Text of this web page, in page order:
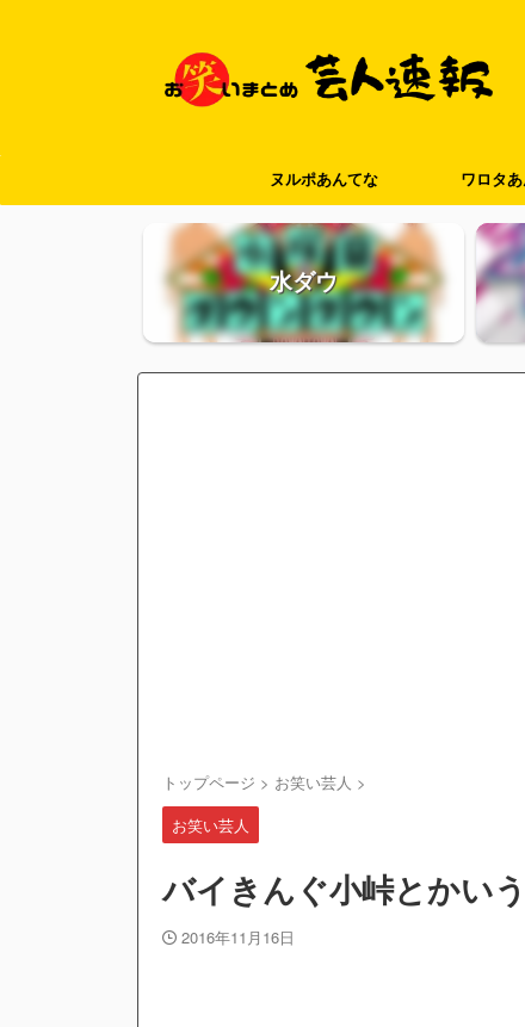
ヌルポあんてな ワロタ
水ダウ
トップページ > お笑い芸人 >
お笑い芸人
バイきんぐ小峠とかい
2016年11月16日